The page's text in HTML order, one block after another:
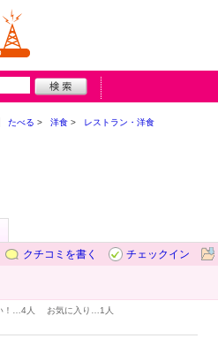
たべる 洋食 レストラン・洋食
クチコミを書く
チェックイン
！… 4人 お気に入り… 1人